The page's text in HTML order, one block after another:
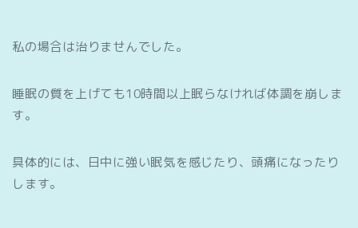
私の場合は治りませんでした。
睡眠の質を上げても10時間以上眠らなければ体調を崩しま
す。
具体的には、日中に強い眠気を感じたり、頭痛になったり
します。